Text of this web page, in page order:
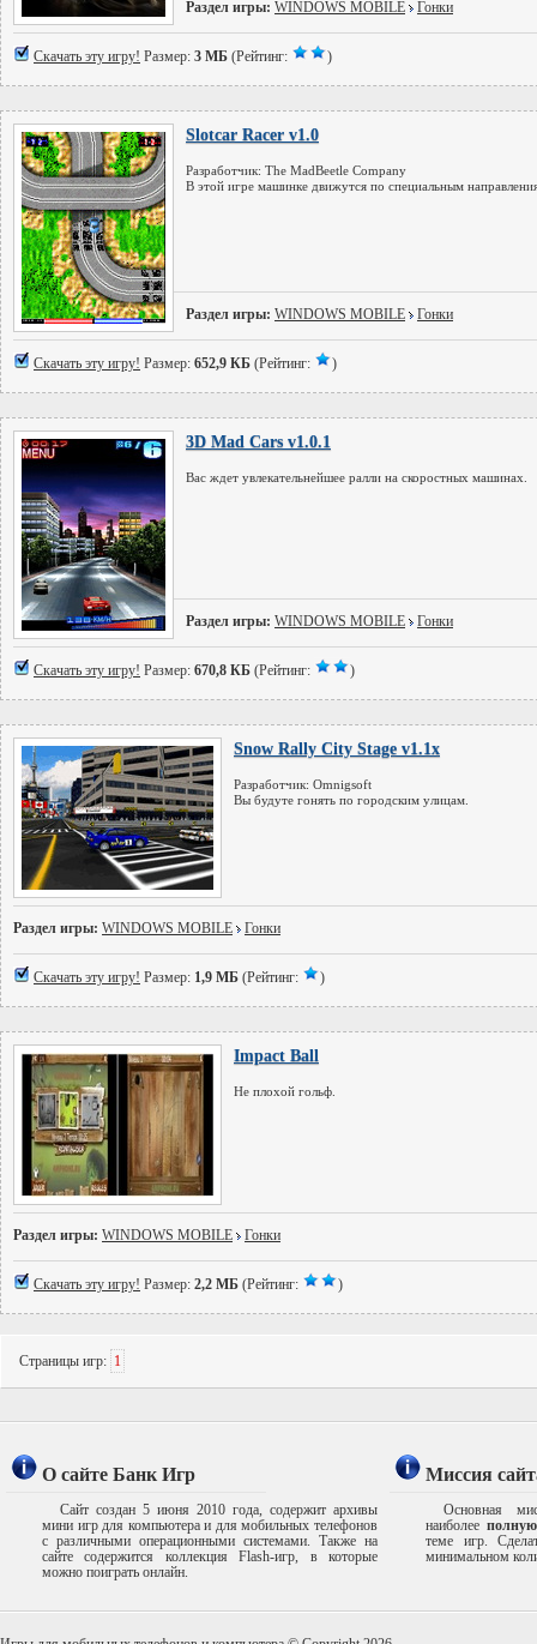
Раздел игры: WINDOWS MOBILE Гонки
Скачать эту игру! Размер: 3 МБ (Рейтинг: )
Slotcar Racer v1.0
Разработчик: The MadBeetle Company
В этой игре машинке движутся по специальным
Раздел игры: WINDOWS MOBILE Гонки
Скачать эту игру! Размер: 652,9 КБ (Рейтинг: )
3D Mad Cars v1.0.1
Вас ждет увлекательнейшее ралли на скоростных машинах.
Раздел игры: WINDOWS MOBILE Гонки
Скачать эту игру! Размер: 670,8 КБ (Рейтинг: )
Snow Rally City Stage v1.1x
Разработчик: Omnigsoft
Вы будуте гонять по городским улицам.
Раздел игры: WINDOWS MOBILE Гонки
Скачать эту игру! Размер: 1,9 МБ (Рейтинг: )
Impact Ball
Не плохой гольф.
Раздел игры: WINDOWS MOBILE Гонки
Скачать эту игру! Размер: 2,2 МБ (Рейтинг: )
Страницы игр: 1
О сайте Банк Игр
Сайт создан 5 июня 2010 года, содержит архивы
мини игр для компьютера и для мобильных телефонов
с различными операционными системами. Также на
сайте содержится коллекция Flash-игр, в которые
можно поиграть онлайн.
Миссия
Основная
наиболее
теме игр.
минимальном